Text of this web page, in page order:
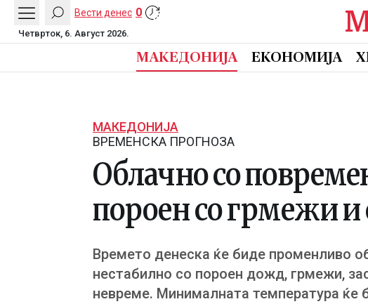
Вести денес 0
Четврток, 6. Август 2026.
МАКЕДОНИЈА ЕКОНОМИЈА
МАКЕДОНИЈА
ВРЕМЕНСКА ПРОГНОЗА
Облачно со
пороен со грмежи и
Времето денеска ќе биде променливо
нестабилно со пороен дожд, грмежи,
невреме. Минималната температура ќе